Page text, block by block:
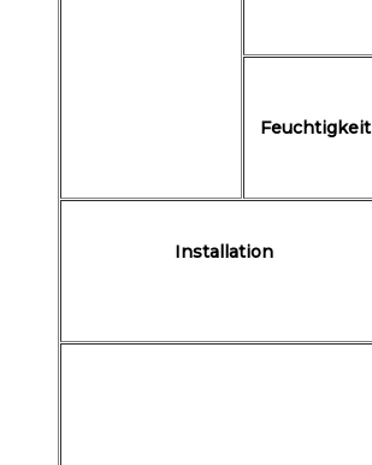
Feuchtigkeit
Installation